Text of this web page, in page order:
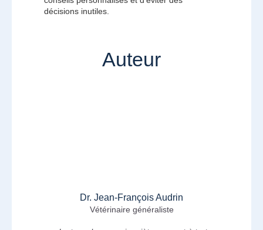
décisions inutiles.
Auteur
Dr. Jean-François Audrin
Vétérinaire généraliste